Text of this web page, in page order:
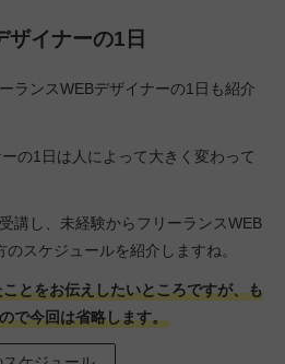
ザイナーの1日
ランスWEBデザイナーの1日も紹介
の1日は人によって大きく変わって
講し、未経験からフリーランスWEB
スケジュールを紹介しますね。
とをお伝えしたいところですが、も
で今回は省略します。